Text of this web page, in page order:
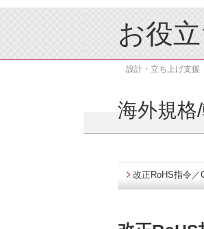
文
お役
設計・立ち上げ支援
海外規格
改正RoHS指令／